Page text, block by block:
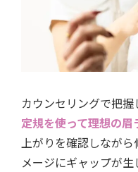
カウンセリングで把握
定規を使って理想の眉
上がりを確認しなが
メージにギャップが